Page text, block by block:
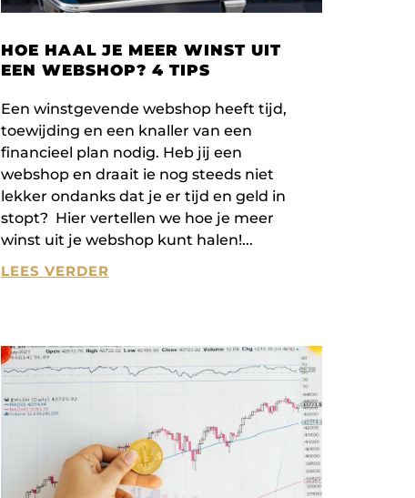
HOE HAAL JE MEER WINST UIT
EEN WEBSHOP? 4 TIPS
Een winstgevende webshop heeft tijd,
toewijding en een knaller van een
financieel plan nodig. Heb jij een
webshop en draait ie nog steeds niet
lekker ondanks dat je er tijd en geld in
stopt? Hier vertellen we hoe je meer
winst uit je webshop kunt halen!
LEES VERDER